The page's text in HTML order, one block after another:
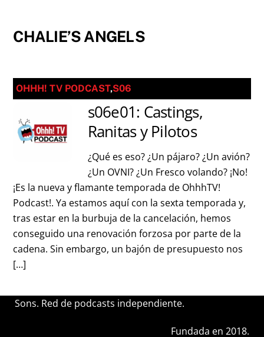
CHALIE’S ANGELS
OHHH! TV PODCAST,S06
s06e01: Castings,
Ranitas y Pilotos
¿Qué es eso? ¿Un pájaro? ¿Un avión?
¿Un OVNI? ¿Un Fresco volando? ¡No!
¡Es la nueva y flamante temporada de OhhhTV!
Podcast!. Ya estamos aquí con la sexta temporada y,
tras estar en la burbuja de la cancelación, hemos
conseguido una renovación forzosa por parte de la
cadena. Sin embargo, un bajón de presupuesto nos
[…]
Sons. Red de podcasts independiente.
Fundada en 2018.